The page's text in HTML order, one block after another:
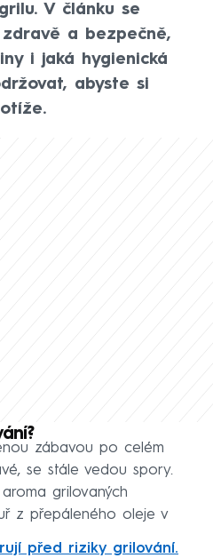
V článku se
a bezpečně,
i jaká hygienická
abyste si
zábavou po celém
se stále vedou spory.
grilovaných
z přepáleného oleje v
před riziky grilování.